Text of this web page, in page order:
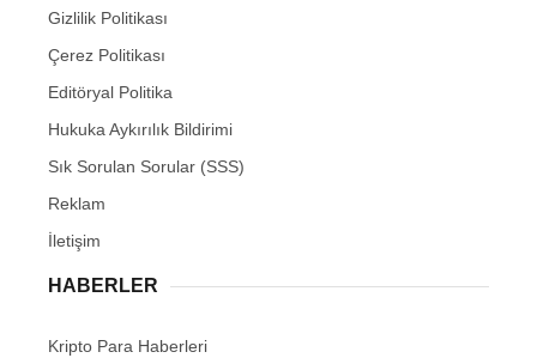
Gizlilik Politikası
Çerez Politikası
Editöryal Politika
Hukuka Aykırılık Bildirimi
Sık Sorulan Sorular (SSS)
Reklam
İletişim
HABERLER
Kripto Para Haberleri